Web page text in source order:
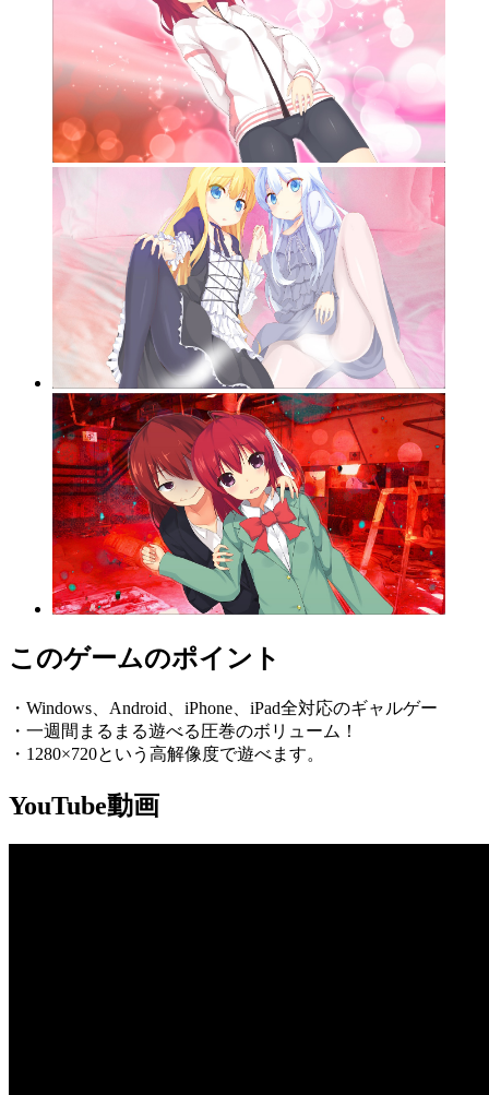
このゲームのポイント
・Windows、Android、iPhone、iPad全対応のギャルゲー
・一週間まるまる遊べる圧巻のボリューム！
・1280×720という高解像度で遊べます。
YouTube動画